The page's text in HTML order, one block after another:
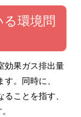
環境問
効果ガス排出量
。同時に、
ことを指す、